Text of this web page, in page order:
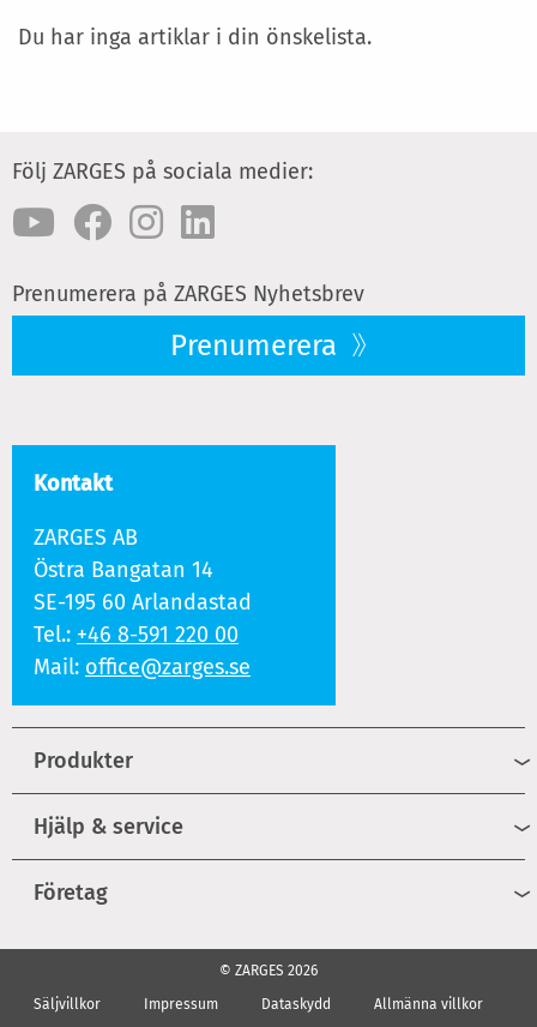
Du har inga artiklar i din önskelista.
Följ ZARGES på sociala medier:
Prenumerera på ZARGES Nyhetsbrev
Prenumerera
Kontakt
ZARGES AB
Östra Bangatan 14
SE-195 60 Arlandastad
Tel.: +46 8-591 220 00
Mail: office@zarges.se
Produkter
Hjälp & service
Företag
© ZARGES 2026
Säljvillkor
Impressum Dataskydd Allmänna villkor